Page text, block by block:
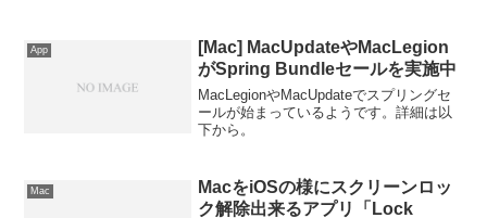
App
[Mac] MacUpdateやMacLegion
がSpring Bundleセールを実施中
MacLegionやMacUpdateでスプリングセ
ールが始まっているようです。詳細は以
下から。
Mac
MacをiOSの様にスクリーンロッ
ク解除出来るアプリ「Lock